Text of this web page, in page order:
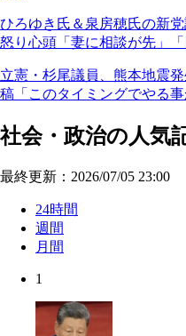
ひろゆき氏＆泉房穂氏の新
怒り心頭「妻に相談が先」
立憲・杉尾議員、熊本地震
稿「このタイミングでやる
社会・政治の人気
最終更新：2026/07/05 23:00
24時間
週間
月間
1